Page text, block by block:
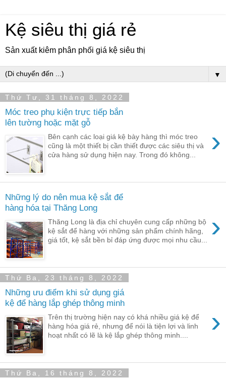
Kệ siêu thị giá rẻ
Sản xuất kiêm phân phối giá kệ siêu thị
▼
Thứ Tư, 31 tháng 8, 2022
Móc treo phụ kiện trực tiếp bắn
lên tường hoặc mặt gỗ
›
Bên cạnh các loại giá kệ bày hàng thì móc treo
cũng là một thiết bị cần thiết được các siêu thị và
cửa hàng sử dụng hiện nay. Trong đó không...
Những lý do nên mua kệ sắt để
hàng hóa tại Thăng Long
›
Thăng Long là địa chỉ chuyên cung cấp những bộ
kệ sắt để hàng với những sản phẩm chính hãng,
giá tốt, kệ sắt bền bỉ đáp ứng được mọi nhu cầu...
Thứ Ba, 23 tháng 8, 2022
Những ưu điểm khi sử dụng giá
kệ để hàng lắp ghép thông minh
›
Trên thị trường hiện nay có khá nhiều giá kệ để
hàng hóa giá rẻ, nhưng để nói là tiện lợi và linh
hoạt nhất có lẽ là kệ lắp ghép thông minh....
Thứ Ba, 16 tháng 8, 2022